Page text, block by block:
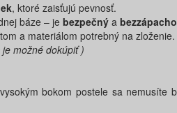
, ktoré zaisťujú pevnosť.
báze – je bezpečný a
a materiálom potrebný na zloženie.
možné dokúpiť )
bokom postele sa nemusíte